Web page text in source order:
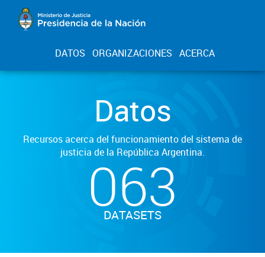
DATOS ORGANIZACIONES ACERCA
Datos
Recursos acerca del funcionamiento del sistema de
justicia de la República Argentina.
063
DATASETS